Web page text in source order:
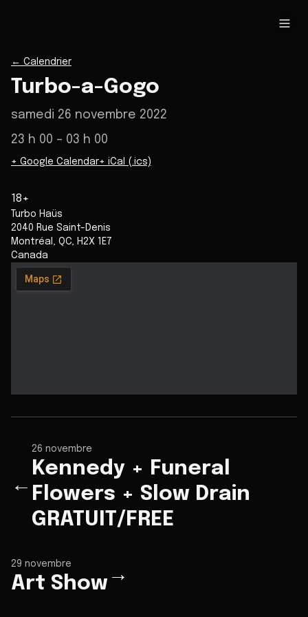
← Calendrier
Turbo-a-Gogo
samedi 26 novembre 2022
23 h 00 – 03 h 00
+ Google Calendar+ iCal (.ics)
18+
Turbo Haüs
2040 Rue Saint-Denis
Montréal , QC, H2X 1E7
Canada
←
26 novembre
Kennedy + Funeral
Flowers + Slow Drain
GRATUIT/FREE
29 novembre
Art Show →